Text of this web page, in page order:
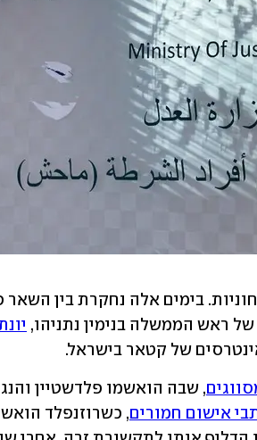
בימים אלה נחקרת בין
ראש הממשלה בנימין נתניהו,
של קטאר בישראל.
, שבה הואשמו פלדשטיין
אישום חמורים